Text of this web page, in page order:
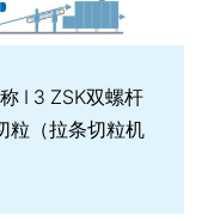
I 3 ZSK双螺杆
粒（拉条切粒机